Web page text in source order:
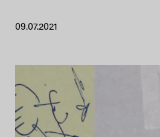
09.07.2021